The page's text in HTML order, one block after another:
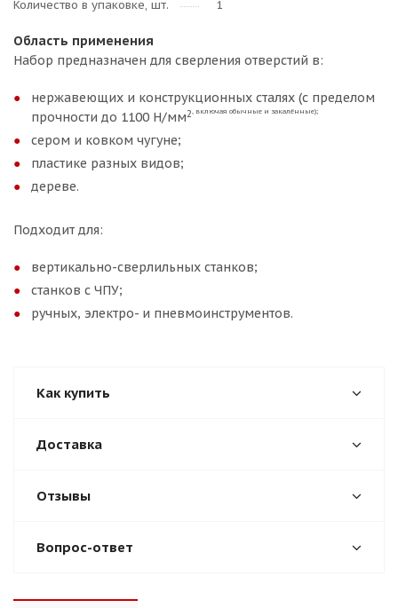
Количество в упаковке, шт. 1
Область применения
Набор предназначен для сверления отверстий в:
нержавеющих и конструкционных сталях (с пределом
прочности до 1100 Н/мм2 , включая обычные и закалённые);
сером и ковком чугуне;
пластике разных видов;
дереве.
Подходит для:
вертикально-сверлильных станков;
станков с ЧПУ;
ручных, электро- и пневмоинструментов.
Как купить
Доставка
Отзывы
Вопрос-ответ